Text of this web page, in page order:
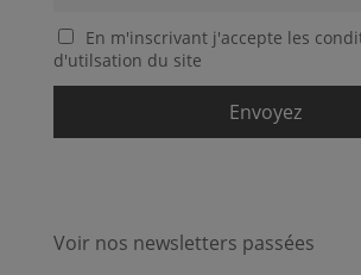
En m'inscrivant j'accepte les
d'utilsation du site
Voir nos newsletters passées